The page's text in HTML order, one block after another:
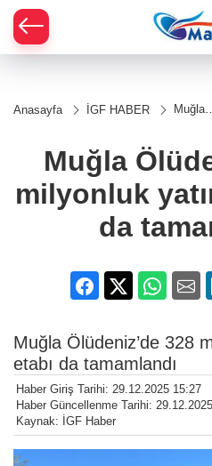
Anasayfa İGF HABER
Muğla
Muğla
milyonluk
da
Muğla Ölüdeniz’de 328
etabı da tamamlandı
Haber Giriş Tarihi: 29.12.2025 15:27
Haber Güncellenme Tarihi:
Kaynak: İGF Haber